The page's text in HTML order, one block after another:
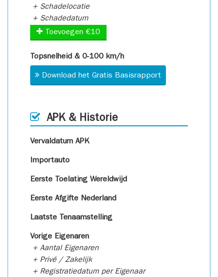
+ Schadelocatie
+ Schadedatum
Toevoegen €10
Topsnelheid & 0-100 km/h
Download het Gratis Basisrapport
APK & Historie
Vervaldatum APK
Importauto
Eerste Toelating Wereldwijd
Eerste Afgifte Nederland
Laatste Tenaamstelling
Vorige Eigenaren
+ Aantal Eigenaren
+ Privé / Zakelijk
+ Registratiedatum per Eigenaar